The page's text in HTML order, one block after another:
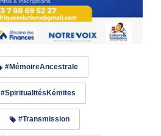
#MémoireAncestrale
#SpiritualitésKémites
#Transmission